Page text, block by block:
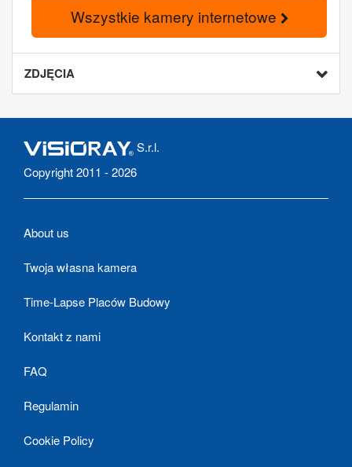
Wszystkie kamery internetowe
ZDJĘCIA
S.r.l.
Copyright 2011 - 2026
About us
Twoja własna kamera
Time-Lapse Placów Budowy
Kontakt z nami
FAQ
Regulamin
Cookie Policy